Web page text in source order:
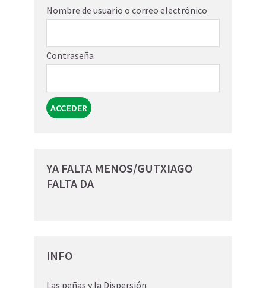
Nombre de usuario o correo electrónico
Contraseña
YA FALTA MENOS/GUTXIAGO
FALTA DA
INFO
Las peñas y la Dispersión